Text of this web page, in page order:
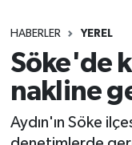
HABERLER YEREL
Söke'de
nakline
Aydın'ın Söke
Tüm
Son Dakika
Haber Arşivi